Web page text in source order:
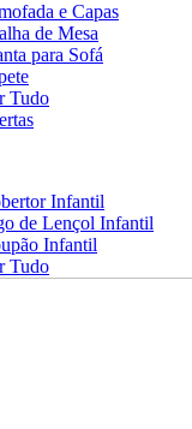
e Capas
de Mesa
para Sofá
Tudo
Infantil
de Lençol Infantil
Infantil
Tudo